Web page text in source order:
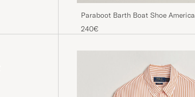
Paraboot Barth Boat Shoe America
240€